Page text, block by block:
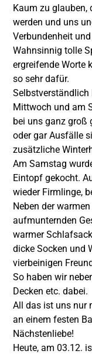
Kaum zu glauben,
werden und uns
Verbundenheit
Wahnsinnig tolle
ergreifende Worte
so sehr dafür.
Selbstverständlich
Mittwoch und am
bei uns ganz groß
oder gar Ausfälle
zusätzliche
Am Samstag
Eintopf gekocht.
wieder Firmlinge,
Neben der
aufmunternden
warmer
dicke Socken und
vierbeinigen
So haben wir
Decken etc. dabei.
All das ist uns nur
an einem festen
Nächstenliebe!
Heute, am 03.12.